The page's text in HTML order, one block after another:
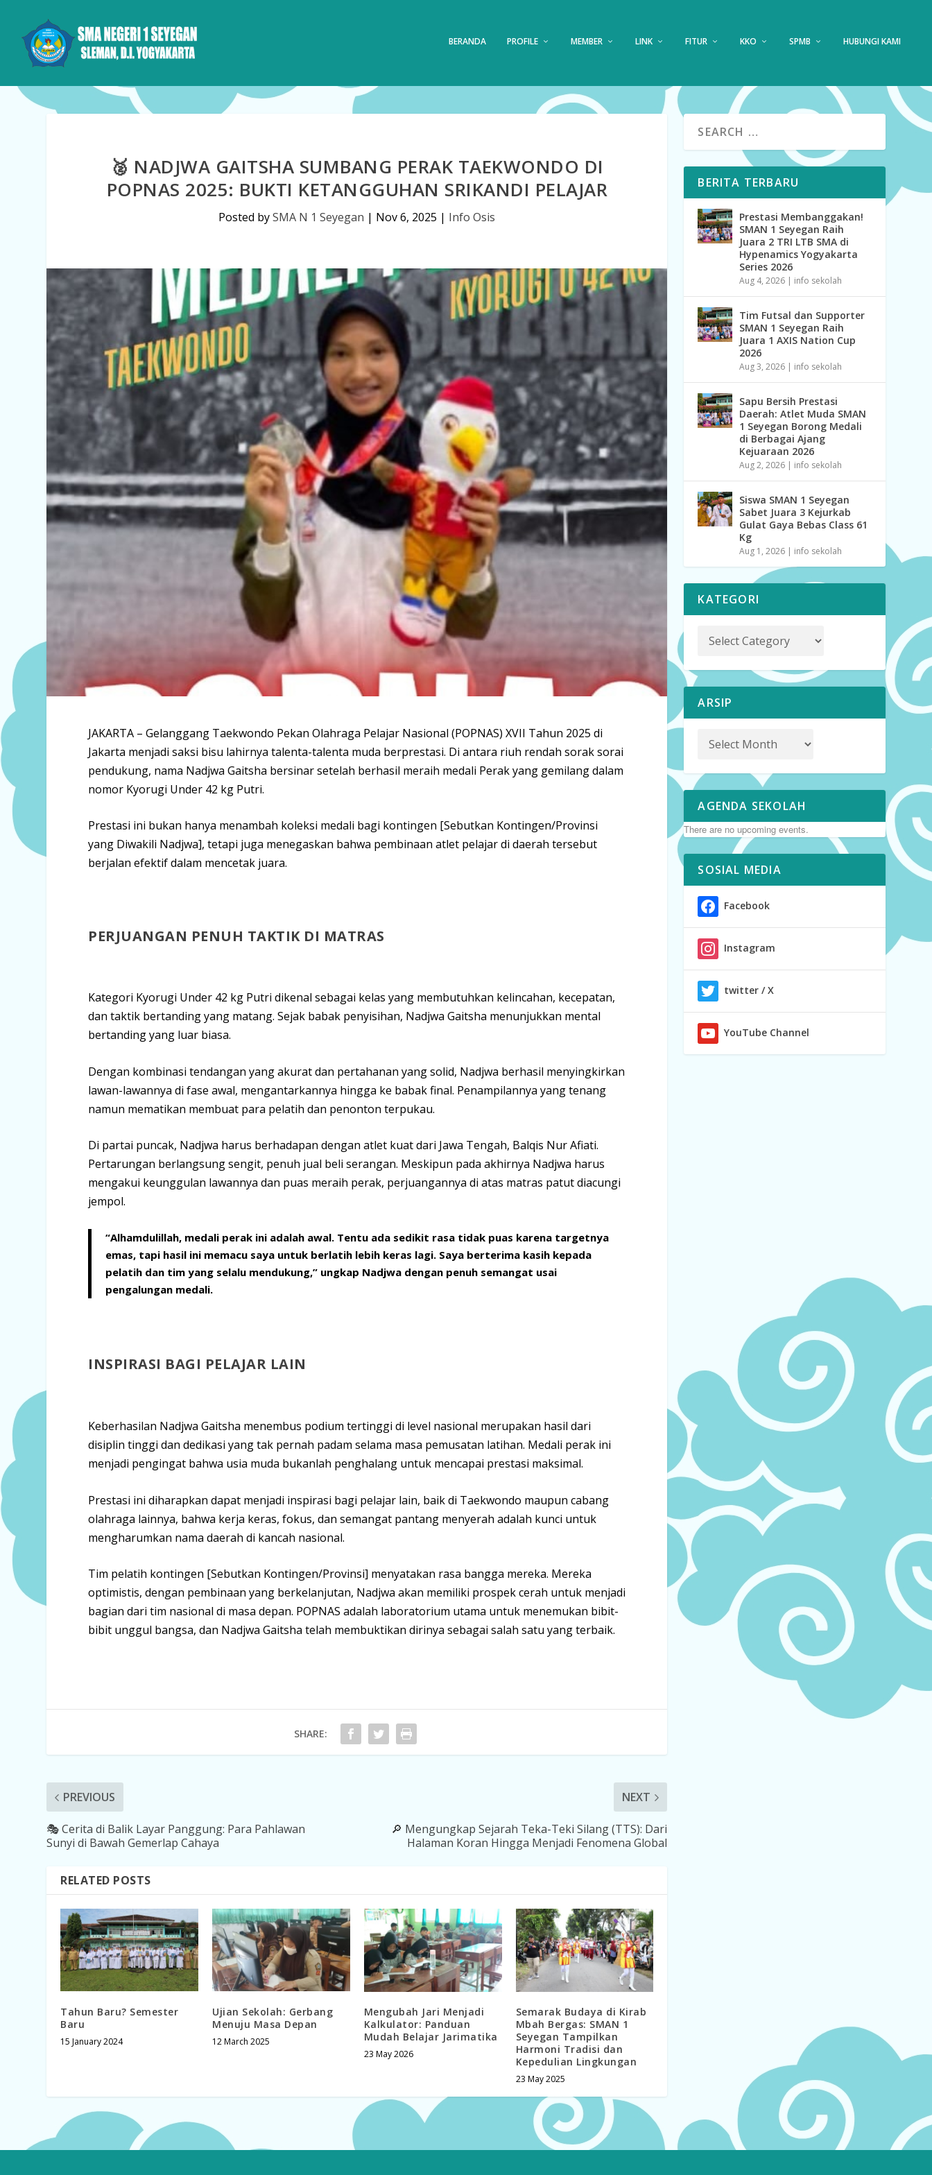
BERANDA PROFILE MEMBER LINK FITUR KKO SPMB HUBUNGI KAMI
🥈 NADJWA GAITSHA SUMBANG PERAK TAEKWONDO DI
POPNAS 2025: BUKTI KETANGGUHAN SRIKANDI PELAJAR
Posted bySMA N 1 Seyegan | Nov 6, 2025 | Info Osis
JAKARTA – Gelanggang Taekwondo Pekan Olahraga Pelajar Nasional (POPNAS) XVII Tahun 2025 di
Jakarta menjadi saksi bisu lahirnya talenta-talenta muda berprestasi. Di antara riuh rendah sorak sorai
pendukung, nama Nadjwa Gaitsha bersinar setelah berhasil meraih medali Perakyang gemilang dalam
nomor Kyorugi Under 42 kg Putri.
Prestasi ini bukan hanya menambah koleksi medali bagi kontingen [Sebutkan Kontingen/Provinsi
yang Diwakili Nadjwa], tetapi juga menegaskan bahwa pembinaan atlet pelajar di daerah tersebut
berjalan efektif dalam mencetak juara.
PERJUANGAN PENUH TAKTIK DI MATRAS
Kategori Kyorugi Under 42 kg Putri dikenal sebagai kelas yang membutuhkan kelincahan, kecepatan,
dan taktik bertanding yang matang. Sejak babak penyisihan, Nadjwa Gaitsha menunjukkan mental
bertanding yang luar biasa.
Dengan kombinasi tendangan yang akurat dan pertahanan yang solid, Nadjwa berhasil menyingkirkan
lawan-lawannya di fase awal, mengantarkannya hingga ke babak final. Penampilannya yang tenang
namun mematikan membuat para pelatih dan penonton terpukau.
Di partai puncak, Nadjwa harus berhadapan dengan atlet kuat dari Jawa Tengah, Balqis Nur Afiati.
Pertarungan berlangsung sengit, penuh jual beli serangan. Meskipun pada akhirnya Nadjwa harus
mengakui keunggulan lawannya dan puas meraih perak, perjuangannya di atas matras patut diacungi
jempol.
“Alhamdulillah, medali perak ini adalah awal. Tentu ada sedikit rasa tidak puas karena targetnya
emas, tapi hasil ini memacu saya untuk berlatih lebih keras lagi. Saya berterima kasih kepada
pelatih dan tim yang selalu mendukung,” ungkap Nadjwa dengan penuh semangat usai
pengalungan medali.
INSPIRASI BAGI PELAJAR LAIN
Keberhasilan Nadjwa Gaitsha menembus podium tertinggi di level nasional merupakan hasil dari
disiplin tinggi dan dedikasi yang tak pernah padam selama masa pemusatan latihan. Medali perak ini
menjadi pengingat bahwa usia muda bukanlah penghalang untuk mencapai prestasi maksimal.
Prestasi ini diharapkan dapat menjadi inspirasi bagi pelajar lain, baik di Taekwondo maupun cabang
olahraga lainnya, bahwa kerja keras, fokus, dan semangat pantang menyerah adalah kunci untuk
mengharumkan nama daerah di kancah nasional.
Tim pelatih kontingen [Sebutkan Kontingen/Provinsi] menyatakan rasa bangga mereka. Mereka
optimistis, dengan pembinaan yang berkelanjutan, Nadjwa akan memiliki prospek cerah untuk menjadi
bagian dari tim nasional di masa depan. POPNAS adalah laboratorium utama untuk menemukan bibit-
bibit unggul bangsa, dan Nadjwa Gaitsha telah membuktikan dirinya sebagai salah satu yang terbaik.
SHARE:
PREVIOUS
🎭 Cerita di Balik Layar Panggung: Para Pahlawan
Sunyi di Bawah Gemerlap Cahaya
NEXT
🔎 Mengungkap Sejarah Teka-Teki Silang (TTS): Dari
Halaman Koran Hingga Menjadi Fenomena Global
RELATED POSTS
Tahun Baru? Semester
Baru
15 January 2024
Ujian Sekolah: Gerbang
Menuju Masa Depan
12 March 2025
Mengubah Jari Menjadi
Kalkulator: Panduan
Mudah Belajar Jarimatika
23 May 2026
Semarak Budaya di Kirab
Mbah Bergas: SMAN 1
Seyegan Tampilkan
Harmoni Tradisi dan
Kepedulian Lingkungan
23 May 2025
BERITA TERBARU
Prestasi Membanggakan!
SMAN 1 Seyegan Raih
Juara 2 TRI LTB SMA di
Hypenamics Yogyakarta
Series 2026
Aug 4, 2026 | info sekolah
Tim Futsal dan Supporter
SMAN 1 Seyegan Raih
Juara 1 AXIS Nation Cup
2026
Aug 3, 2026 | info sekolah
Sapu Bersih Prestasi
Daerah: Atlet Muda SMAN
1 Seyegan Borong Medali
di Berbagai Ajang
Kejuaraan 2026
Aug 2, 2026 | info sekolah
Siswa SMAN 1 Seyegan
Sabet Juara 3 Kejurkab
Gulat Gaya Bebas Class 61
Kg
Aug 1, 2026 | info sekolah
KATEGORI
ARSIP
AGENDA SEKOLAH
There are no upcoming events.
SOSIAL MEDIA
Facebook
Instagram
twitter / X
YouTube Channel